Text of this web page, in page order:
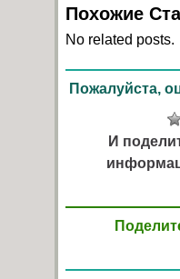
Похожие
No related posts.
Пожалуйста,
И